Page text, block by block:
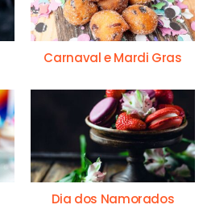
Carnaval e Mardi Gras
Dia dos Namorados